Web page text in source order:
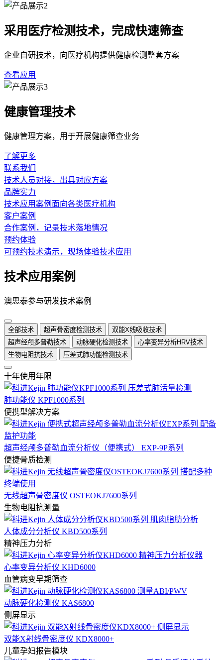
采用医疗检测技术，完成快速筛查
企业自研技术，向医疗机构提供健康检测整套方案
查看应用
健康管理技术
健康管理方案，用于开展健康筛查业务
了解更多
联系我们
技术人员对接，出具对应方案
品牌实力
技术应用案例面向各类医疗机构
客户案例
合作案例，记录技术落地情况
预约体验
可预约技术演示，现场体验技术应用
技术应用案例
澳思泰参与研发技术案例
全部技术 超声骨密度检测技术
双能X线吸收技术
超声经颅多普勒技术
动脉硬化检测技术
心率变异分析HRV技术
生物电阻抗技术
压差式肺功能检测技术
十年使用年限
肺功能仪 KPF1000系列
便携型解决方案
超声经颅多普勒血流分析仪（便携式） EXP-9P系列
便捷骨质检测
无线超声骨密度仪 OSTEOKJ7600系列
生物电阻抗测量
人体成分分析仪 KBD500系列
精神压力分析
心率变异分析仪 KHD6000
血管病变早期筛查
动脉硬化检测仪 KAS6800
侧屏显示
双能X射线骨密度仪 KDX8000+
儿童孕妇报告模块